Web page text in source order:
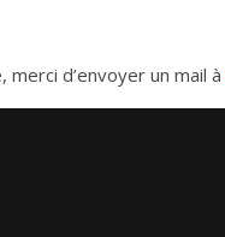
d’envoyer un mail à